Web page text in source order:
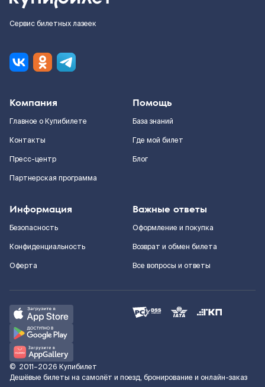
Сервис билетных лазеек
Компания
Главное о Купибилете
Контакты
Пресс-центр
Партнерская программа
Помощь
База знаний
Где мой билет
Блог
Информация
Безопасность
Конфиденциальность
Оферта
Важные ответы
Оформление и покупка
Возврат и обмен билета
Все вопросы и ответы
© 2011–2026 Купибилет
Дешёвые билеты на самолёт и поезд, бронирование и онлайн-заказ